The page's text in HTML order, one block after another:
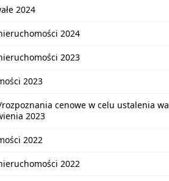
2024
2024
2023
2023
cenowe w celu ustalenia
2023
2022
2022